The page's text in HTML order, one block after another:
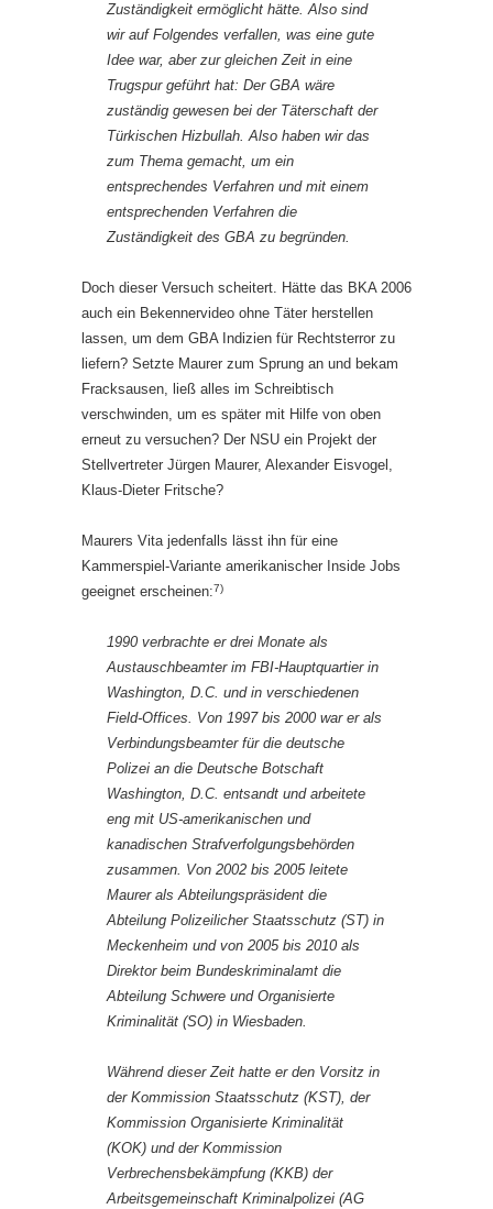
Zuständigkeit ermöglicht hätte. Also sind
wir auf Folgendes verfallen, was eine gute
Idee war, aber zur gleichen Zeit in eine
Trugspur geführt hat: Der GBA wäre
zuständig gewesen bei der Täterschaft der
Türkischen Hizbullah. Also haben wir das
zum Thema gemacht, um ein
entsprechendes Verfahren und mit einem
entsprechenden Verfahren die
Zuständigkeit des GBA zu begründen.
Doch dieser Versuch scheitert. Hätte das BKA 2006
auch ein Bekennervideo ohne Täter herstellen
lassen, um dem GBA Indizien für Rechtsterror zu
liefern? Setzte Maurer zum Sprung an und bekam
Fracksausen, ließ alles im Schreibtisch
verschwinden, um es später mit Hilfe von oben
erneut zu versuchen? Der NSU ein Projekt der
Stellvertreter Jürgen Maurer, Alexander Eisvogel,
Klaus-Dieter Fritsche?
Maurers Vita jedenfalls lässt ihn für eine
Kammerspiel-Variante amerikanischer Inside Jobs
geeignet erscheinen:7)
1990 verbrachte er drei Monate als
Austauschbeamter im FBI-Hauptquartier in
Washington, D.C. und in verschiedenen
Field-Offices. Von 1997 bis 2000 war er als
Verbindungsbeamter für die deutsche
Polizei an die Deutsche Botschaft
Washington, D.C. entsandt und arbeitete
eng mit US-amerikanischen und
kanadischen Strafverfolgungsbehörden
zusammen. Von 2002 bis 2005 leitete
Maurer als Abteilungspräsident die
Abteilung Polizeilicher Staatsschutz (ST) in
Meckenheim und von 2005 bis 2010 als
Direktor beim Bundeskriminalamt die
Abteilung Schwere und Organisierte
Kriminalität (SO) in Wiesbaden.
Während dieser Zeit hatte er den Vorsitz in
der Kommission Staatsschutz (KST), der
Kommission Organisierte Kriminalität
(KOK) und der Kommission
Verbrechensbekämpfung (KKB) der
Arbeitsgemeinschaft Kriminalpolizei (AG